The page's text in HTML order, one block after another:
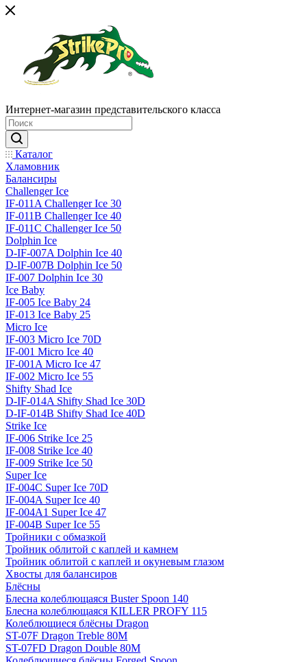
Интернет-магазин представительского класса
Каталог
Хламовник
Балансиры
Challenger Ice
IF-011A Challenger Ice 30
IF-011B Challenger Ice 40
IF-011C Challenger Ice 50
Dolphin Ice
D-IF-007A Dolphin Ice 40
D-IF-007B Dolphin Ice 50
IF-007 Dolphin Ice 30
Ice Baby
IF-005 Ice Baby 24
IF-013 Ice Baby 25
Micro Ice
IF-003 Micro Ice 70D
IF-001 Micro Ice 40
IF-001A Micro Ice 47
IF-002 Micro Ice 55
Shifty Shad Ice
D-IF-014A Shifty Shad Ice 30D
D-IF-014B Shifty Shad Ice 40D
Strike Ice
IF-006 Strike Ice 25
IF-008 Strike Ice 40
IF-009 Strike Ice 50
Super Ice
IF-004C Super Ice 70D
IF-004A Super Ice 40
IF-004A1 Super Ice 47
IF-004B Super Ice 55
Тройники с обмазкой
Тройник облитой с каплей и камнем
Тройник облитой с каплей и окуневым глазом
Хвосты для балансиров
Блёсны
Блесна колеблющаяся Buster Spoon 140
Блесна колеблющаяся KILLER PROFY 115
Колеблющиеся блёсны Dragon
ST-07F Dragon Treble 80M
ST-07FD Dragon Double 80M